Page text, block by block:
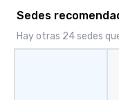
Sedes
Hay otras 24 sedes